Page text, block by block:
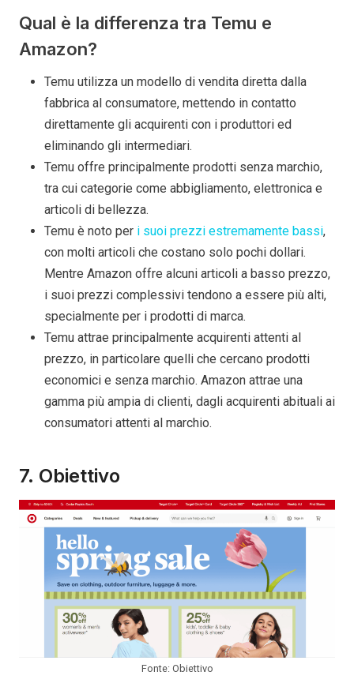
Qual è la differenza tra Temu e
Amazon?
Temu utilizza un modello di vendita diretta dalla
fabbrica al consumatore, mettendo in contatto
direttamente gli acquirenti con i produttori ed
eliminando gli intermediari.
Temu offre principalmente prodotti senza marchio,
tra cui categorie come abbigliamento, elettronica e
articoli di bellezza.
Temu è noto per i suoi prezzi estremamente bassi,
con molti articoli che costano solo pochi dollari.
Mentre Amazon offre alcuni articoli a basso prezzo,
i suoi prezzi complessivi tendono a essere più alti,
specialmente per i prodotti di marca.
Temu attrae principalmente acquirenti attenti al
prezzo, in particolare quelli che cercano prodotti
economici e senza marchio. Amazon attrae una
gamma più ampia di clienti, dagli acquirenti abituali ai
consumatori attenti al marchio.
7. Obiettivo
Fonte: Obiettivo